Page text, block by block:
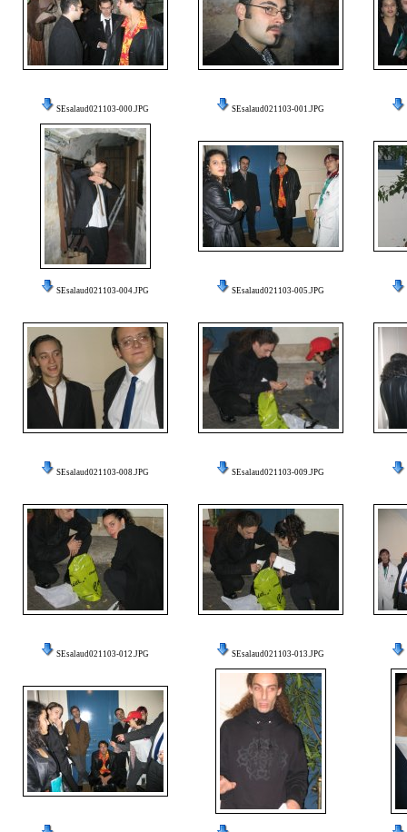
SEsalaud021103-000.JPG SEsalaud021103-001.JPG
SEsalaud021103-004.JPG SEsalaud021103-005.JPG
SEsalaud021103-008.JPG SEsalaud021103-009.JPG
SEsalaud021103-012.JPG SEsalaud021103-013.JPG